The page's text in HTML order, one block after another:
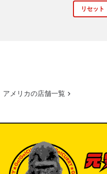
リセット
アメリカの店舗一覧